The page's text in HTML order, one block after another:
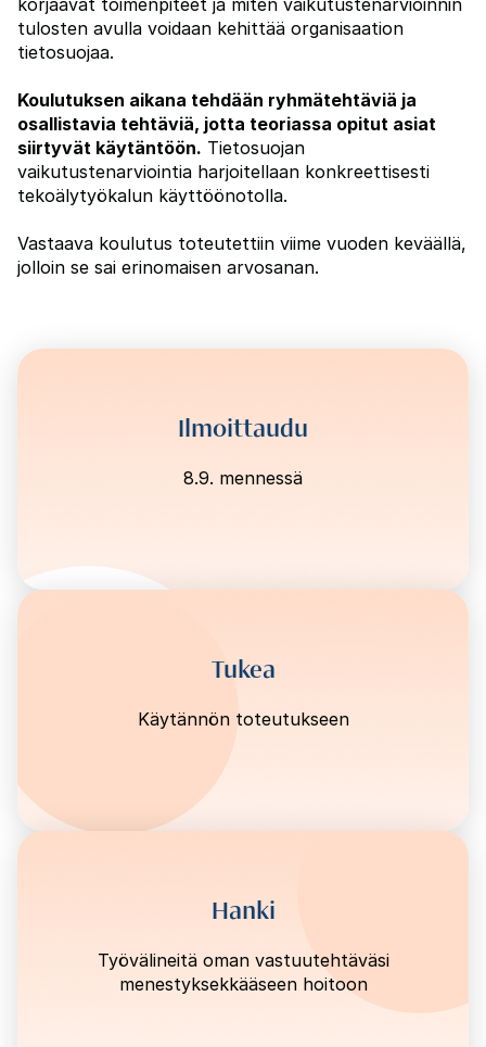
korjaavat toimenpiteet ja miten vaikutustenarvioinnin
tulosten avulla voidaan kehittää organisaation
tietosuojaa.
Koulutuksen aikana tehdään ryhmätehtäviä ja
osallistavia tehtäviä, jotta teoriassa opitut asiat
siirtyvät käytäntöön. Tietosuojan
vaikutustenarviointia harjoitellaan konkreettisesti
tekoälytyökalun käyttöönotolla.
Vastaava koulutus toteutettiin viime vuoden keväällä,
jolloin se sai erinomaisen arvosanan.
Ilmoittaudu
8.9. mennessä
Tukea
Käytännön toteutukseen
Hanki
Työvälineitä oman vastuutehtäväsi
menestyksekkääseen hoitoon